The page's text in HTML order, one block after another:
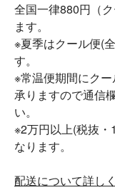
全国一律880円（
ます。
※夏季はクール便(
す。
※常温便期間にク
承りますので通信
い。
※2万円以上(税抜・
なります。
配送について詳しく